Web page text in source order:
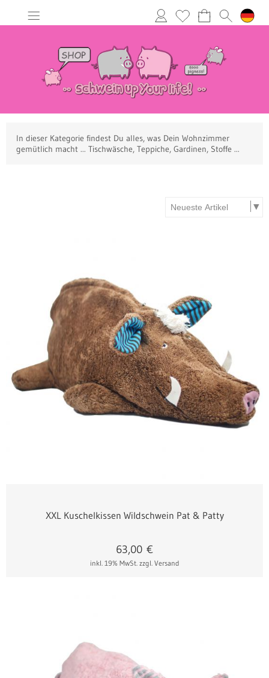
In dieser Kategorie findest Du alles, was Dein Wohnzimmer
gemütlich macht ... Tischwäsche, Teppiche, Gardinen, Stoffe ...
XXL Kuschelkissen Wildschwein Pat & Patty
inkl. 19% MwSt. zzgl. Versand
63,00 €